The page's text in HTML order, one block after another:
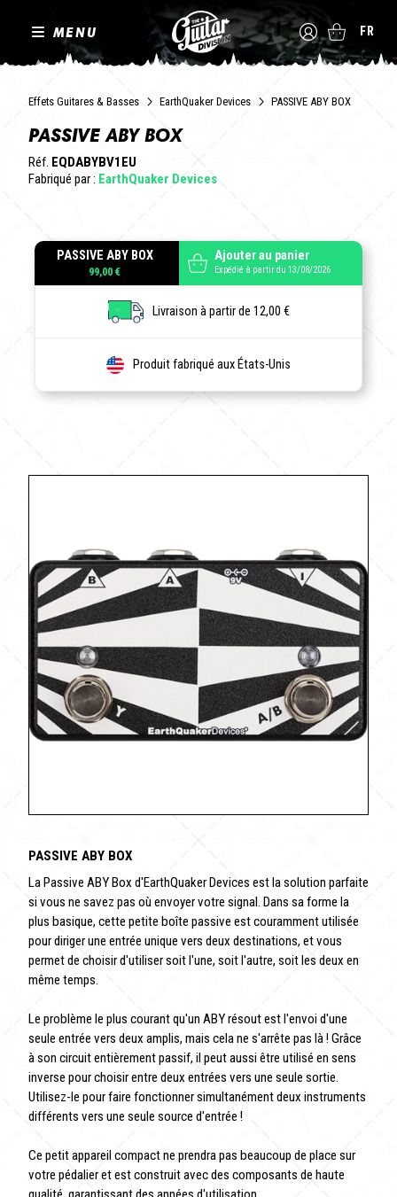
MENU FR
Effets Guitares & Basses EarthQuaker Devices PASSIVE ABY BOX
PASSIVE ABY BOX
Réf. EQDABYBV1EU
Fabriqué par : EarthQuaker Devices
PASSIVE ABY BOX
99,00 €
Ajouter au panier
Expédié à partir du 13/08/2026
Livraison à partir de 12,00 €
Produit fabriqué aux États-Unis
PASSIVE ABY BOX
La Passive ABY Box d'EarthQuaker Devices est la solution parfaite
si vous ne savez pas où envoyer votre signal. Dans sa forme la
plus basique, cette petite boîte passive est couramment utilisée
pour diriger une entrée unique vers deux destinations, et vous
permet de choisir d'utiliser soit l'une, soit l'autre, soit les deux en
même temps.
Le problème le plus courant qu'un ABY résout est l'envoi d'une
seule entrée vers deux amplis, mais cela ne s'arrête pas là ! Grâce
à son circuit entièrement passif, il peut aussi être utilisé en sens
inverse pour choisir entre deux entrées vers une seule sortie.
Utilisez-le pour faire fonctionner simultanément deux instruments
différents vers une seule source d'entrée !
Ce petit appareil compact ne prendra pas beaucoup de place sur
votre pédalier et est construit avec des composants de haute